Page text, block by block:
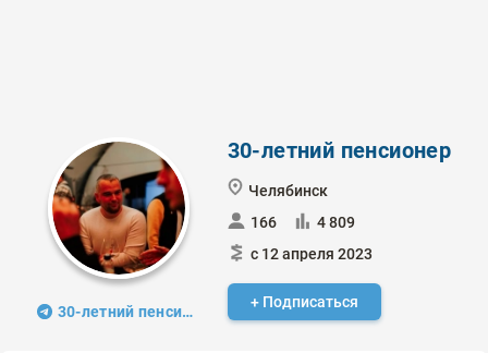
30-летний пенсионер
30-летний пенсионер
Челябинск
166
4 809
с 12 апреля 2023
+ Подписаться